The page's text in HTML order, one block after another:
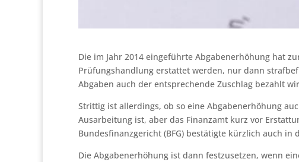
Die im Jahr 2014 eingeführte Abgabenerhöhung hat
Prüfungshandlung erstattet werden, nur dann
Abgaben auch der entsprechende Zuschlag bezahlt
Strittig ist allerdings, ob so eine Abgabenerhöhung
Ausarbeitung ist, aber das Finanzamt kurz vor
Bundesfinanzgericht (BFG) bestätigte kürzlich auch in
Die Abgabenerhöhung ist dann festzusetzen, wenn